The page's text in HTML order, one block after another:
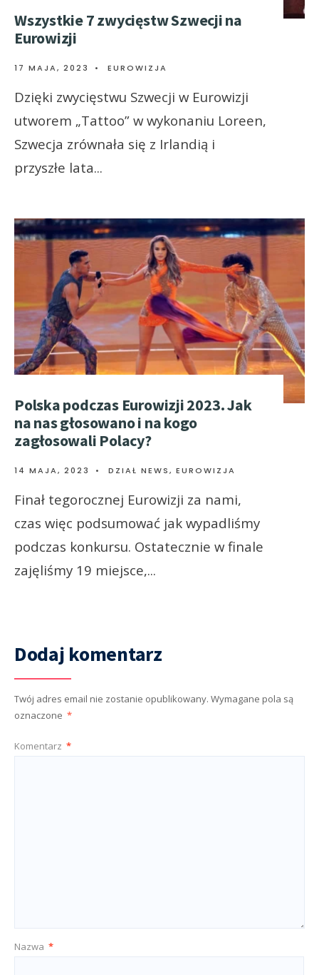
Wszystkie 7 zwycięstw Szwecji na
Eurowizji
17 MAJA, 2023 • EUROWIZJA
Dzięki zwycięstwu Szwecji w Eurowizji
utworem „Tattoo” w wykonaniu Loreen,
Szwecja zrównała się z Irlandią i
przyszłe lata...
Polska podczas Eurowizji 2023. Jak
na nas głosowano i na kogo
zagłosowali Polacy?
14 MAJA, 2023 • DZIAŁ NEWS, EUROWIZJA
Finał tegorocznej Eurowizji za nami,
czas więc podsumować jak wypadliśmy
podczas konkursu. Ostatecznie w finale
zajęliśmy 19 miejsce,...
Dodaj komentarz
Twój adres email nie zostanie opublikowany. Wymagane pola są
oznaczone *
Komentarz *
Nazwa *